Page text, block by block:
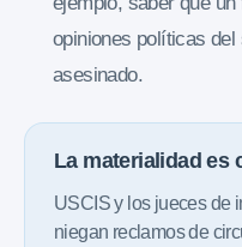
opiniones políticas
asesinado.
La materialidad es
USCIS y los jueces de
niegan reclamos de